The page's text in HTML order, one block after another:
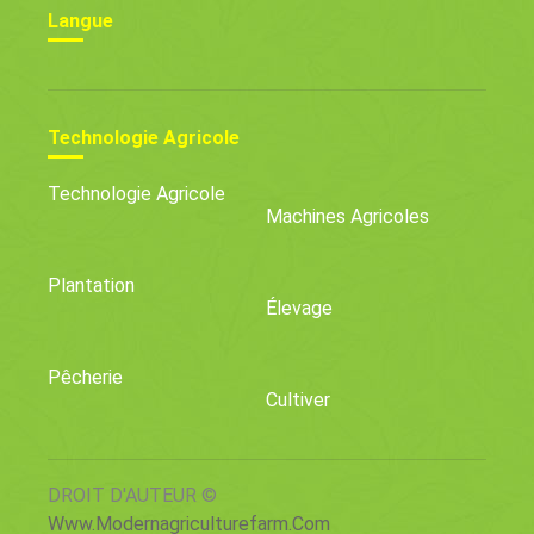
Langue
Technologie Agricole
Technologie Agricole
Machines Agricoles
Plantation
Élevage
Pêcherie
Cultiver
DROIT D'AUTEUR ©
Www.modernagriculturefarm.com